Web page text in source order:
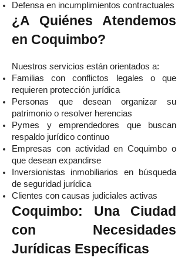
Defensa en incumplimientos contractuales
¿A Quiénes Atendemos
en Coquimbo?
Nuestros servicios están orientados a:
Familias con conflictos legales o que
requieren protección jurídica
Personas que desean organizar su
patrimonio o resolver herencias
Pymes y emprendedores que buscan
respaldo jurídico continuo
Empresas con actividad en Coquimbo o
que desean expandirse
Inversionistas inmobiliarios en búsqueda
de seguridad jurídica
Clientes con causas judiciales activas
Coquimbo: Una Ciudad
con Necesidades
Jurídicas Específicas